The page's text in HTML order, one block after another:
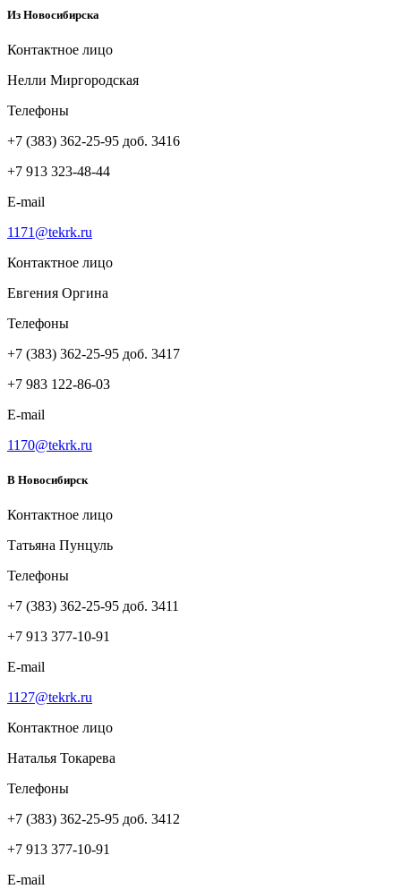
Из Новосибирска
Контактное лицо
Нелли Миргородская
Телефоны
+7 (383) 362-25-95 доб. 3416
+7 913 323-48-44
E-mail
1171@tekrk.ru
Контактное лицо
Евгения Оргина
Телефоны
+7 (383) 362-25-95 доб. 3417
+7 983 122-86-03
E-mail
1170@tekrk.ru
В Новосибирск
Контактное лицо
Татьяна Пунцуль
Телефоны
+7 (383) 362-25-95 доб. 3411
+7 913 377-10-91
E-mail
1127@tekrk.ru
Контактное лицо
Наталья Токарева
Телефоны
+7 (383) 362-25-95 доб. 3412
+7 913 377-10-91
E-mail